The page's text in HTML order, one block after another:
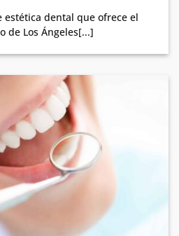
estética dental que ofrece el
de Los Ángeles[...]